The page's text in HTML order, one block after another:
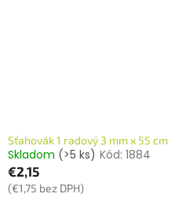
Sťahovák 1 radový 3 mm x 55 cm
Skladom (>5 ks) Kód: 1884
€2,15
(€1,75 bez DPH)